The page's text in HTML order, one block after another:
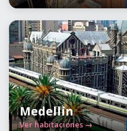
Medellín
Ver habitaciones →